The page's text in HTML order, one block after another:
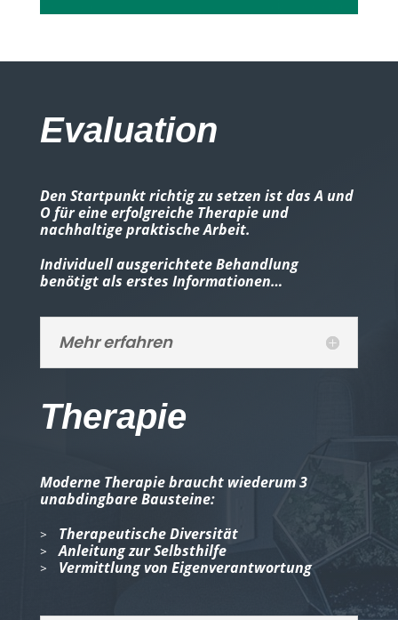
Evaluation
Den Startpunkt richtig zu setzen ist das A und
O für eine erfolgreiche Therapie und
nachhaltige praktische Arbeit.
Individuell ausgerichtete Behandlung
benötigt als erstes Informationen…
Mehr erfahren
Therapie
Moderne Therapie braucht wiederum 3
unabdingbare Bausteine:
Therapeutische Diversität
Anleitung zur Selbsthilfe
Vermittlung von Eigenverantwortung